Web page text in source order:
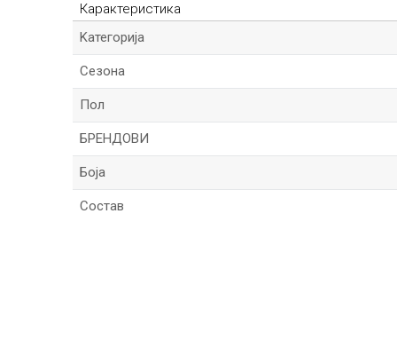
Карактеристика
Kатегорија
Сезона
Пол
БРЕНДОВИ
Боја
Состав